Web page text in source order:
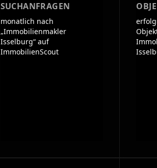
SUCHANFRAGEN
monatlich nach
„Immobilienmakler
Isselburg“ auf
ImmobilienScout